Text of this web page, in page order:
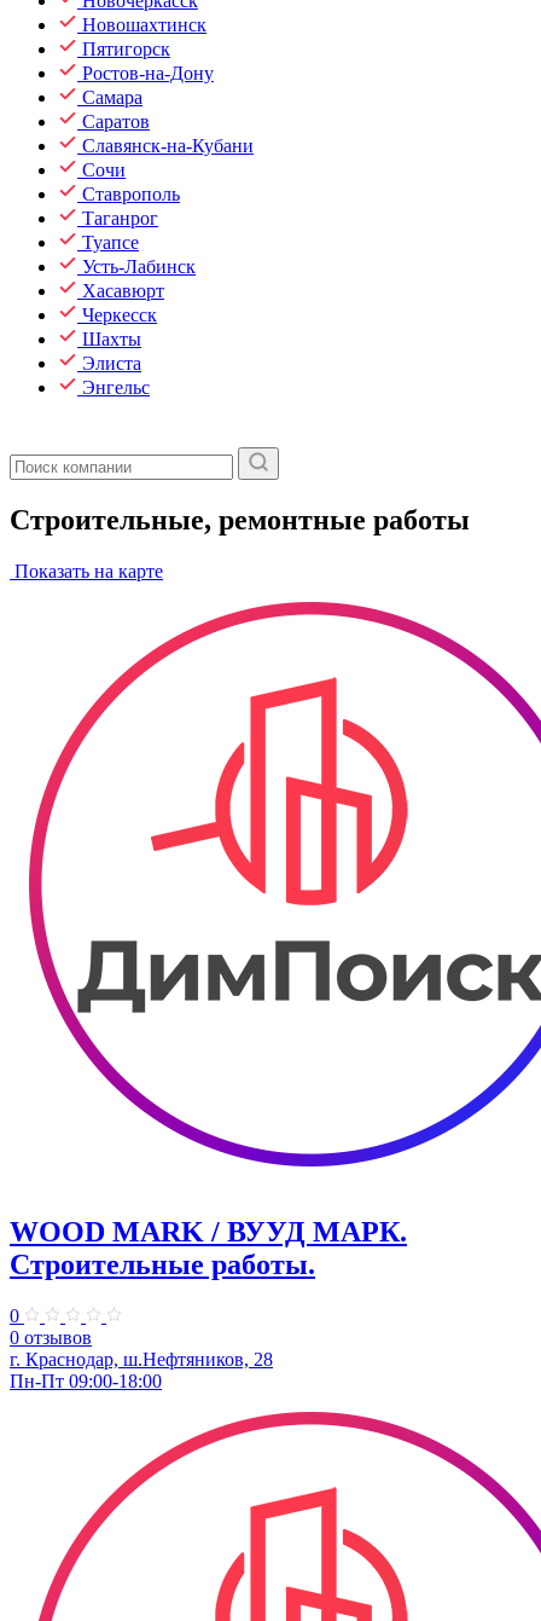
Новошахтинск
Пятигорск
Ростов-на-Дону
Самара
Саратов
Славянск-на-Кубани
Сочи
Ставрополь
Таганрог
Туапсе
Усть-Лабинск
Хасавюрт
Черкесск
Шахты
Элиста
Энгельс
Строительные, ремонтные работы
Показать на карте
WOOD MARK / ВУУД МАРК.
Строительные работы.
0
0 отзывов
г. Краснодар, ш.Нефтяников, 28
Пн-Пт 09:00-18:00